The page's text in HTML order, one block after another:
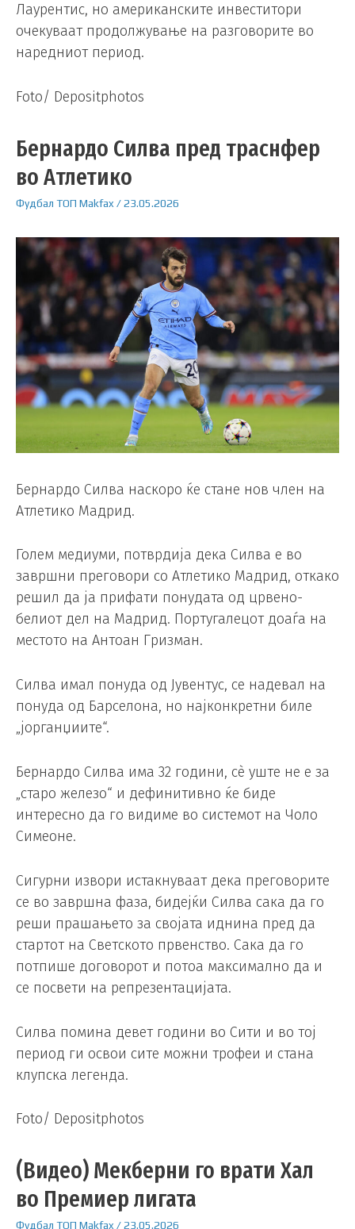
Лаурентис, но американските инвеститори
очекуваат продолжување на разговорите во
наредниот период.
Foto/ Depositphotos
Бернардо Силва пред траснфер
во Атлетико
Фудбал ТОП Makfax /23.05.2026
Бернардо Силва наскоро ќе стане нов член на
Атлетико Мадрид.
Голем медиуми, потврдија дека Силва е во
завршни преговори со Атлетико Мадрид, откако
решил да ја прифати понудата од црвено-
белиот дел на Мадрид. Португалецот доаѓа на
местото на Антоан Гризман.
Силва имал понуда од Јувентус, се надевал на
понуда од Барселона, но најконкретни биле
„јорганџиите“.
Бернардо Силва има 32 години, сè уште не е за
„старо железо“ и дефинитивно ќе биде
интересно да го видиме во системот на Чоло
Симеоне.
Сигурни извори истакнуваат дека преговорите
се во завршна фаза, бидејќи Силва сака да го
реши прашањето за својата иднина пред да
стартот на Светското првенство. Сака да го
потпише договорот и потоа максимално да и
се посвети на репрезентацијата.
Силва помина девет години во Сити и во тој
период ги освои сите можни трофеи и стана
клупска легенда.
Foto/ Depositphotos
(Видео) Мекберни го врати Хал
во Премиер лигата
Фудбал ТОП Makfax/23.05.2026